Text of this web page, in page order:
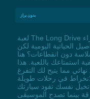
بدون براز
لعبة The Long Drive تُقدم لك رحلة انغماسية عبر الصحراء
الحياتية اليومية لكن
دون انقطاعات؟ هنا
استمتاعك باللعبة. هذا
مما يتيح لك التفرغ
في رحلات طويلة
نفسك تقود سيارتك
بينما تصدح الموسيقى